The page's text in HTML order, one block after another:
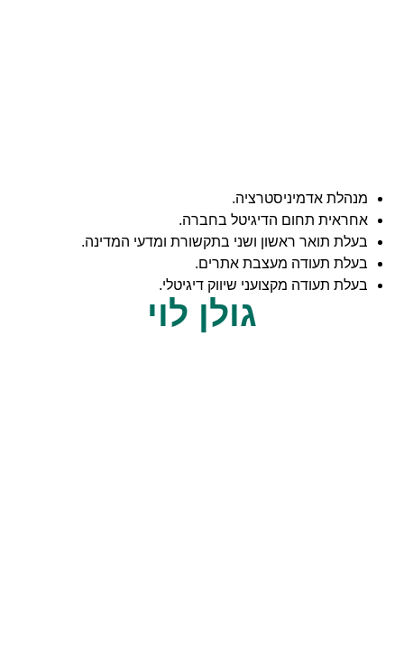
אדמיניסטרציה.
תחום הדיגיטל בחברה.
תואר ראשון ושני בתקשורת ומדעי המדינה.
תעודה מעצבת אתרים.
תעודה מקצועני שיווק דיגיטלי.
גולן לוי